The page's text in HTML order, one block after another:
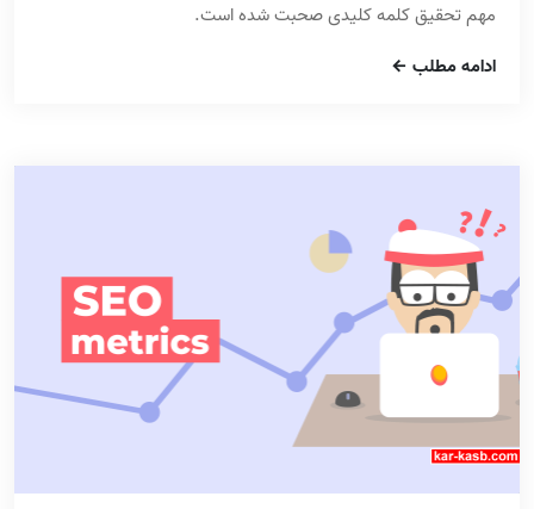
مهم تحقیق کلمه کلیدی صحبت شده است.
ادامه مطلب